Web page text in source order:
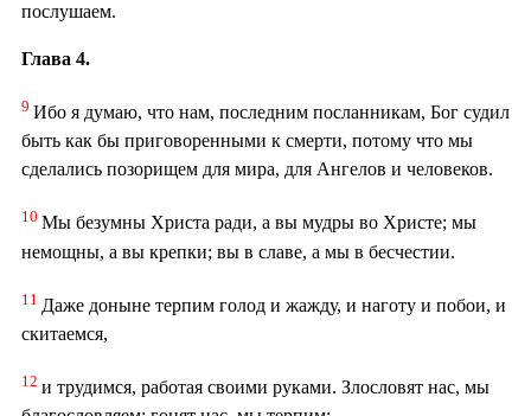
послушаем.
Глава 4.
9 Ибо я думаю, что нам, последним посланникам, Бог судил
быть как бы приговоренными к смерти, потому что мы
сделались позорищем для мира, для Ангелов и человеков.
10 Мы безумны Христа ради, а вы мудры во Христе; мы
немощны, а вы крепки; вы в славе, а мы в бесчестии.
11 Даже доныне терпим голод и жажду, и наготу и побои, и
скитаемся,
12 и трудимся, работая своими руками. Злословят нас, мы